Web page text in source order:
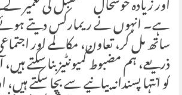
ہے۔ انہوں نے ریمارکس دیتے
ساتھ مل کر، تعاون، مکالمے اور
ذریعے، ہم مضبوط کمیونٹیز بنا سکتے
کو انتہا پسندانہ بیانیے سے بچا سکتے